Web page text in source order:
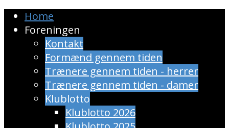
Home
Foreningen
Kontakt
Formænd gennem tiden
Trænere gennem tiden - herrer
Trænere gennem tiden - damer
Klublotto
Klublotto 2026